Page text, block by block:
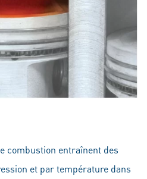
combustion entraînent des
et par température dans